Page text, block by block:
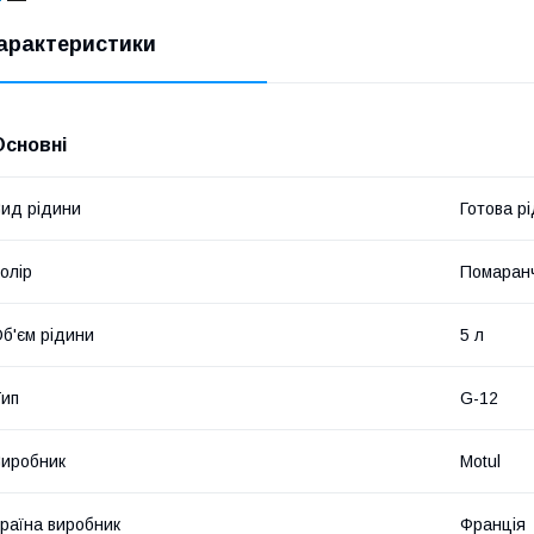
рідини Готова
рідини 5 л
G-12
Motul
виробник Франція